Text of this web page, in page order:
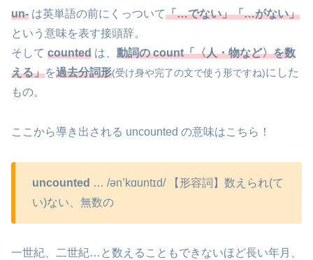
un- は英単語の前にくっついて「…でない」「…がない」
という意味を表す接頭辞。
そして counted は、 動詞の count「〈人・物など〉を数
える」を過去分詞形(受け身や完了の文で使う形ですね)にした
もの。
ここから導き出される uncounted の意味はこちら！
uncounted … /ən’kɑuntɪd/ 【形容詞】数えられ(て
い)ない、無数の
一世紀、二世紀…と数えることもできないほど長い年月、